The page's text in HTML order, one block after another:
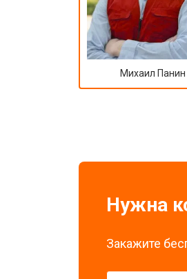
Михаил Панин
Нужна
Закажите